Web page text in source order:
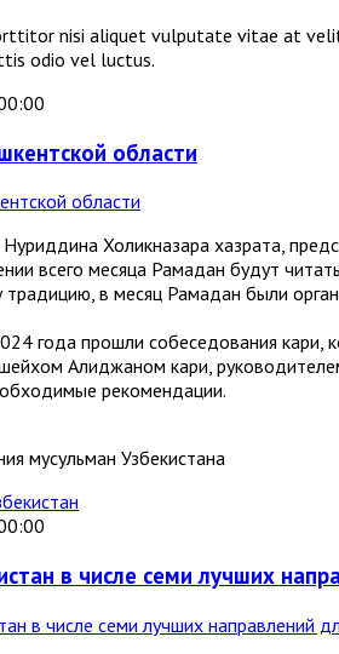
nisi aliquet vulputate vitae at
odio vel luctus.
области
Холикназара хазрата,
всего месяца Рамадан будут
в месяц Рамадан были
года прошли собеседования кари,
Алиджаном кари,
рекомендации.
мусульман Узбекистана
в числе семи лучших